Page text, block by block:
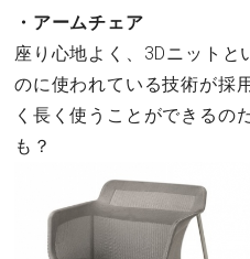
・アームチェア
座り心地よく、3Dニットと
のに使われている技術が採
く長く使うことができるの
も？